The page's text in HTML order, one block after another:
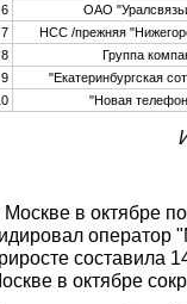
6
ОАО
7
НСС /прежняя
8
Группа
9
"Екатеринбургская
"Новая
Москве в октябре
оператор
составила
в октябре